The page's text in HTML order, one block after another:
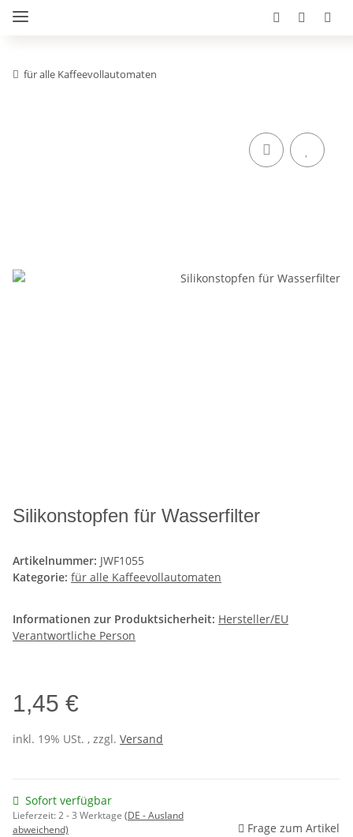
für alle Kaffeevollautomaten
Silikonstopfen für Wasserfilter
Artikelnummer: JWF1055
Kategorie: für alle Kaffeevollautomaten
Informationen zur Produktsicherheit: Hersteller/EU
Verantwortliche Person
1,45 €
inkl. 19% USt. , zzgl. Versand
Sofort verfügbar
Lieferzeit:2 - 3 Werktage (DE - Ausland
abweichend)
Frage zum Artikel